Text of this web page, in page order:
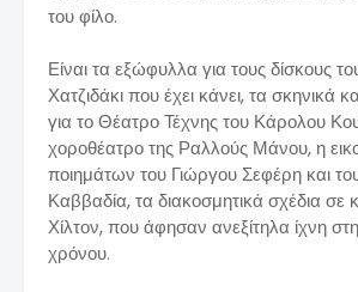
του φίλο.
Είναι τα εξώφυλλα για τους δίσκους
Χατζιδάκι που έχει κάνει, τα σκηνικά
για το Θέατρο Τέχνης του Κάρολου
χοροθέατρο της Ραλλούς Μάνου, η
ποιημάτων του Γιώργου Σεφέρη και
Καββαδία, τα διακοσμητικά σχέδια σε
Χίλτον, που άφησαν ανεξίτηλα ίχνη
χρόνου.